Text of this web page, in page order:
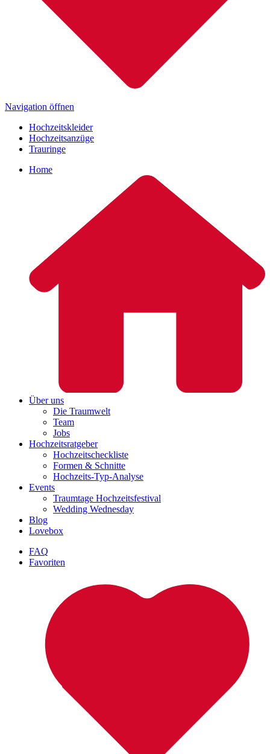
Navigation öffnen
Hochzeitskleider
Hochzeitsanzüge
Trauringe
Home
Über uns
Die Traumwelt
Team
Jobs
Hochzeitsratgeber
Hochzeitscheckliste
Formen & Schnitte
Hochzeits-Typ-Analyse
Events
Traumtage Hochzeitsfestival
Wedding Wednesday
Blog
Lovebox
FAQ
Favoriten